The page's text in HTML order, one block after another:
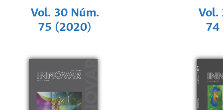
Vol. 30 Núm.
75 (2020)
Vol.
74